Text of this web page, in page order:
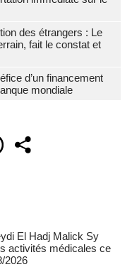
des étrangers : Le
fait le constat et
d’un financement
mondiale
El Hadj Malick Sy
activités médicales ce
2026